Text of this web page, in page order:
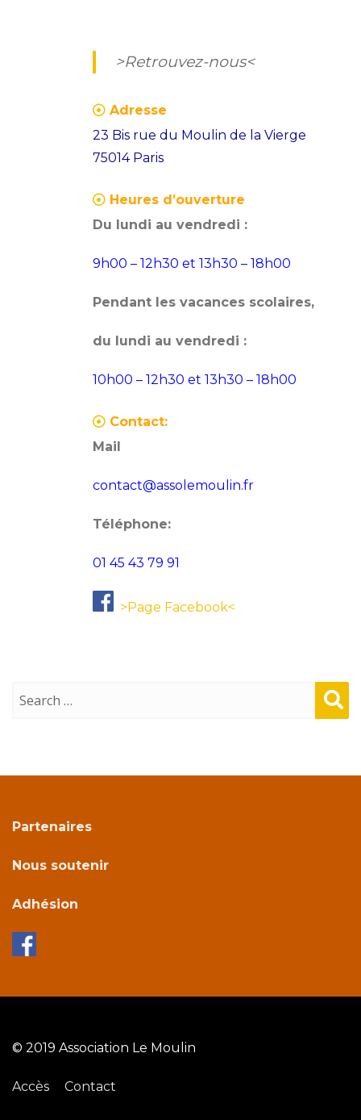
>Retrouvez-nous<
Adresse
23 Bis rue du Moulin de la Vierge
75014 Paris
Heures d’ouverture
Du lundi au vendredi :
9h00 – 12h30 et 13h30 – 18h00
Pendant les vacances scolaires,
du lundi au vendredi :
10h00 – 12h30 et 13h30 – 18h00
Contact:
Mail
contact@assolemoulin.fr
Téléphone:
01 45 43 79 91
>Page Facebook<
Sear
Partenaires
Nous soutenir
Adhésion
© 2019 Association Le Moulin
Accès Contact